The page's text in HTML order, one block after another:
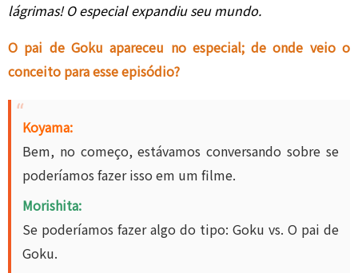
lágrimas! O especial expandiu seu mundo.
O pai de Goku apareceu no especial; de onde veio o
conceito para esse episódio?
Koyama:
Bem, no começo, estávamos conversando sobre se
poderíamos fazer isso em um filme.
Morishita:
Se poderíamos fazer algo do tipo: Goku vs. O pai de
Goku.